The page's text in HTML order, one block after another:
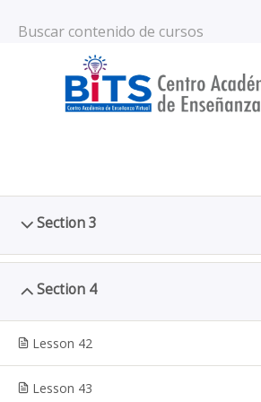
56 2523 6923
Curso de
Inicio
Section 1
Section 3
Section 4
Lesson 42
Lesson 43